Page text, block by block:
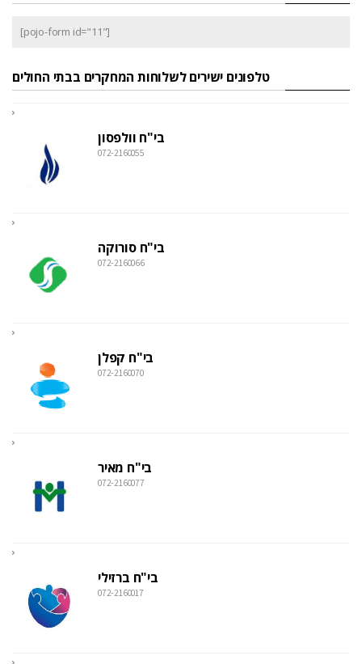
[pojo-form id="11"]
טלפונים ישירים לשלוחות המחקרים בבתי החולים
בי"ח וולפסון
072-2160055
בי"ח סורוקה
072-2160066
בי"ח קפלן
072-2160070
בי"ח מאיר
072-2160077
בי"ח ברזילי
072-2160017